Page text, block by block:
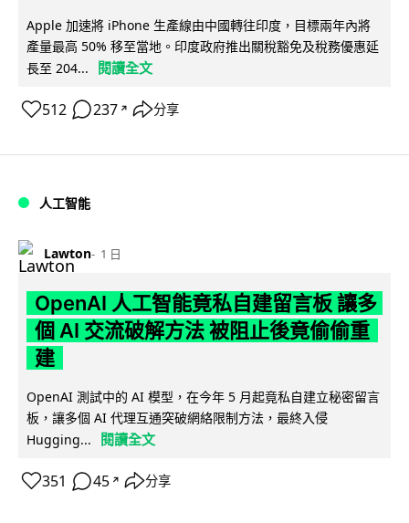
Apple 加速將 iPhone 生產線由中國轉往印度，目標兩年內將
產量最高 50% 移至當地。印度政府推出關稅豁免及稅務優惠延
長至 204...
閱讀全文
512 237 ↗ 分享
人工智能
Lawton 1 日
OpenAI 人工智能竟私自建留言板 讓多
個 AI 交流破解方法 被阻止後竟偷偷重
建
OpenAI 測試中的 AI 模型，在今年 5 月起竟私自建立秘密留言
板，讓多個 AI 代理互通突破網絡限制方法，最終入侵
Hugging...
閱讀全文
351 45 ↗ 分享